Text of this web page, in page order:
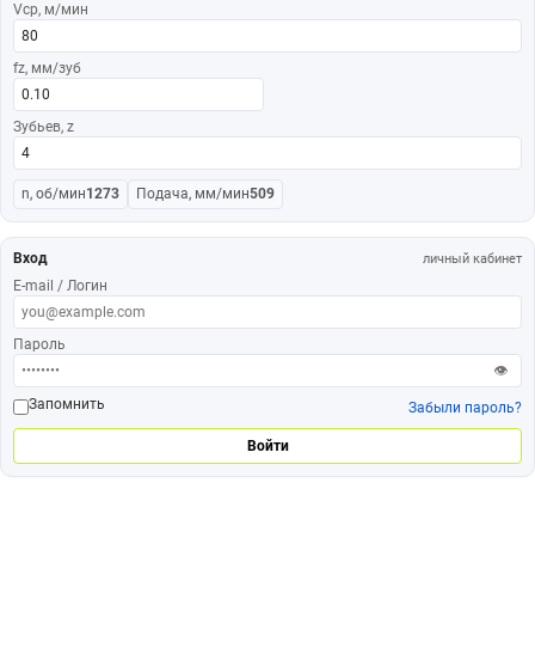
Vср, м/мин
fz, мм/зуб
Зубьев, z
n, об/мин1273 Подача, мм/мин509
Вход личный кабинет
E-mail / Логин
Пароль
👁
Запомнить
Забыли пароль?
Войти